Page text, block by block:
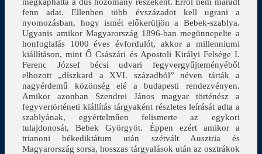
fenn adat. Ellenben több évszázadot kell ugrani a
nyomozásban, hogy ismét előkerüljön a Bebek-szablya.
Ugyanis amikor Magyarország 1896-ban megünnepelte a
honfoglalás 1000 éves évfordulót, akkor a millenniumi
kiállításon, mint Ő Császári és Apostoli Királyi Felsége I.
Ferenc József bécsi udvari fegyvergyűjteményéből
elhozott „díszkard a XVI. századból” néven tárták a
nagyérdemű közönség elé a budapesti rendezvényen.
Amikor azonban Szendrei János magyar történész a
fegyvertörténeti kiállítás tárgyaként részletes leírását adta a
szablyának, egyértelműen felismerte az egykori
tulajdonosát, Bebek Györgyöt. Éppen ezért amikor a
trianoni békediktátum után szétvált Ausztria és
Magyarország sorsa, hosszas tárgyalások után az osztrákok